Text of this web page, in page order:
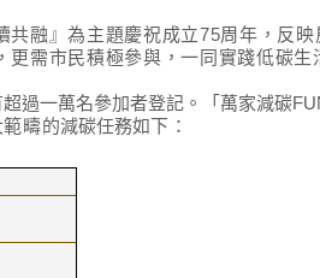
共融』為主題慶祝成立75周年，反
需市民積極參與，一同實踐低碳生
過一萬名參加者登記。「萬家減碳
範疇的減碳任務如下：